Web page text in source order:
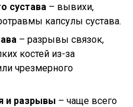
сустава – вывихи,
капсулы сустава.
– разрывы связок,
костей из-за
чрезмерного
и разрывы – чаще всего